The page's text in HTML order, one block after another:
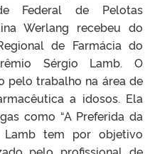
Federal de Pelotas
Werlang recebeu do
de Farmácia do
Sérgio Lamb. O
pelo trabalho na área de
a idosos. Ela
como “A Preferida da
Lamb tem por objetivo
pelo profissional de